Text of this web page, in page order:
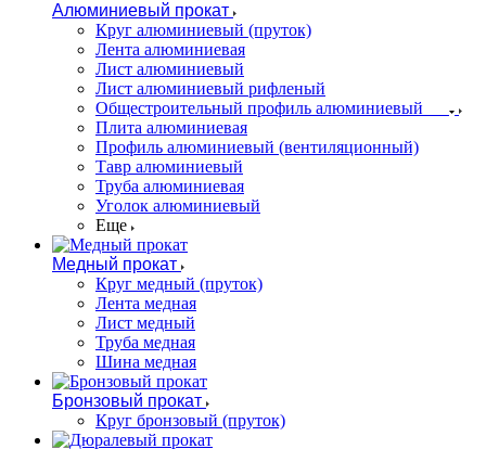
Алюминиевый прокат
Круг алюминиевый (пруток)
Лента алюминиевая
Лист алюминиевый
Лист алюминиевый рифленый
Общестроительный профиль алюминиевый
Плита алюминиевая
Профиль алюминиевый (вентиляционный)
Тавр алюминиевый
Труба алюминиевая
Уголок алюминиевый
Еще
Медный прокат
Круг медный (пруток)
Лента медная
Лист медный
Труба медная
Шина медная
Бронзовый прокат
Круг бронзовый (пруток)